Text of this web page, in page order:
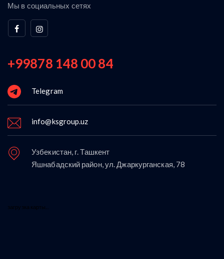
Мы в социальных сетях
+99878 148 00 84
Telegram
info@ksgroup.uz
Узбекистан, г. Ташкент
Яшнабадский район, ул. Джаркурганская, 78
загрузка карты...